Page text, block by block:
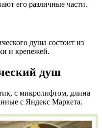
его различные части.
душа состоит из
и крепежей.
душ
с микролифтом, длина
с Яндекс Маркета.